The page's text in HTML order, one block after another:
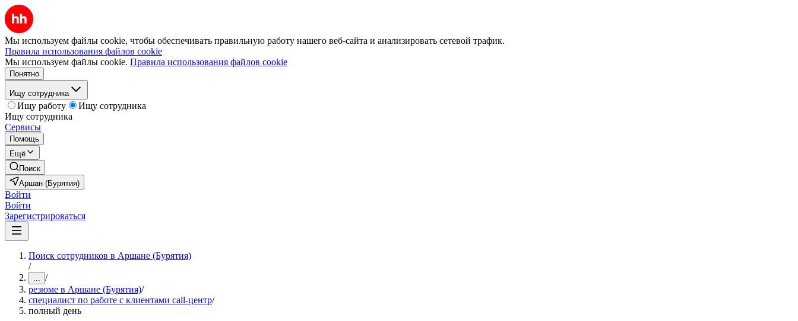
Мы используем файлы cookie, чтобы обеспечивать правильную работу нашего веб-сайта и анализировать сетевой трафик.
Правила использования файлов cookie
Мы используем файлы cookie. Правила использования файлов cookie
Понятно
Ищу сотрудника
Ищу работу
Ищу сотрудника
Ищу сотрудника
Сервисы
Помощь
Ещё
Поиск
Аршан (Бурятия)
Войти
Войти
Зарегистрироваться
Поиск сотрудников в Аршане (Бурятия)
/
... /
резюме в Аршане (Бурятия)/
специалист по работе с клиентами call-центр/
полный день